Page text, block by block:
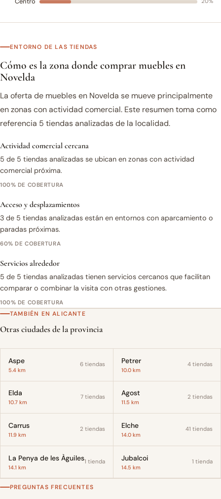
ENTORNO DE LAS TIENDAS
Cómo es la zona donde comprar muebles en
Novelda
La oferta de muebles en Novelda se mueve principalmente
en zonas con actividad comercial. Este resumen toma como
referencia 5 tiendas analizadas de la localidad.
Actividad comercial cercana
5 de 5 tiendas analizadas se ubican en zonas con actividad
comercial próxima.
100% DE COBERTURA
Acceso y desplazamientos
3 de 5 tiendas analizadas están en entornos con aparcamiento o
paradas próximas.
60% DE COBERTURA
Servicios alrededor
5 de 5 tiendas analizadas tienen servicios cercanos que facilitan
comparar o combinar la visita con otras gestiones.
100% DE COBERTURA
TAMBIÉN EN ALICANTE
Otras ciudades de la provincia
Aspe
5.4 km
6 tiendas Petrer
10.0 km
4 tiendas
Elda
10.7 km
7 tiendas Agost
11.5 km
2 tiendas
Carrus
11.9 km
2 tiendas Elche
14.0 km
41 tiendas
La Penya de les Àguiles
14.1 km
1 tienda Jubalcoi
14.5 km
1 tienda
PREGUNTAS FRECUENTES